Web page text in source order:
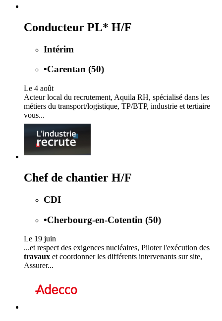
Conducteur PL* H/F
Intérim
•Carentan (50)
Le 4 août
Acteur local du recrutement, Aquila RH, spécialisé dans les
métiers du transport/logistique, TP/BTP, industrie et tertiaire
vous...
Chef de chantier H/F
CDI
•Cherbourg-en-Cotentin (50)
Le 19 juin
...et respect des exigences nucléaires, Piloter l'exécution des
travaux et coordonner les différents intervenants sur site,
Assurer...